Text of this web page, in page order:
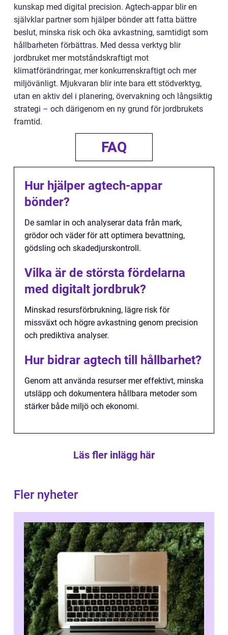
kunskap med digital precision. Agtech-appar blir en
självklar partner som hjälper bönder att fatta bättre
beslut, minska risk och öka avkastning, samtidigt som
hållbarheten förbättras. Med dessa verktyg blir
jordbruket mer motståndskraftigt mot
klimatförändringar, mer konkurrenskraftigt och mer
miljövänligt. Mjukvaran blir inte bara ett stödverktyg,
utan en aktiv del i planering, övervakning och långsiktig
strategi – och därigenom en ny grund för jordbrukets
framtid.
FAQ
Hur hjälper agtech-appar
bönder?
De samlar in och analyserar data från mark,
grödor och väder för att optimera bevattning,
gödsling och skadedjurskontroll.
Vilka är de största fördelarna
med digitalt jordbruk?
Minskad resursförbrukning, lägre risk för
missväxt och högre avkastning genom precision
och prediktiva analyser.
Hur bidrar agtech till hållbarhet?
Genom att använda resurser mer effektivt, minska
utsläpp och dokumentera hållbara metoder som
stärker både miljö och ekonomi.
Läs fler inlägg här
Fler nyheter